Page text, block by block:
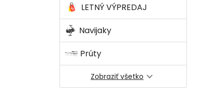
LETNÝ VÝPREDAJ
Navijaky
Prúty
Zobraziť všetko expand_more